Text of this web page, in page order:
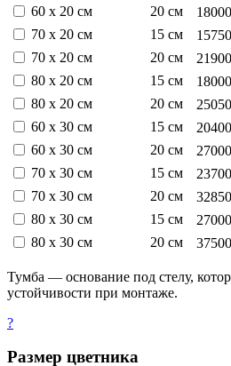
60 х 20 см
20 см
70 х 20 см
15 см
70 х 20 см
20 см
80 х 20 см
15 см
80 х 20 см
20 см
60 х 30 см
15 см
60 х 30 см
20 см
70 х 30 см
15 см
70 х 30 см
20 см
80 х 30 см
15 см
80 х 30 см
20 см
Тумба — основание под стелу,
устойчивости при монтаже.
?
Размер цветника